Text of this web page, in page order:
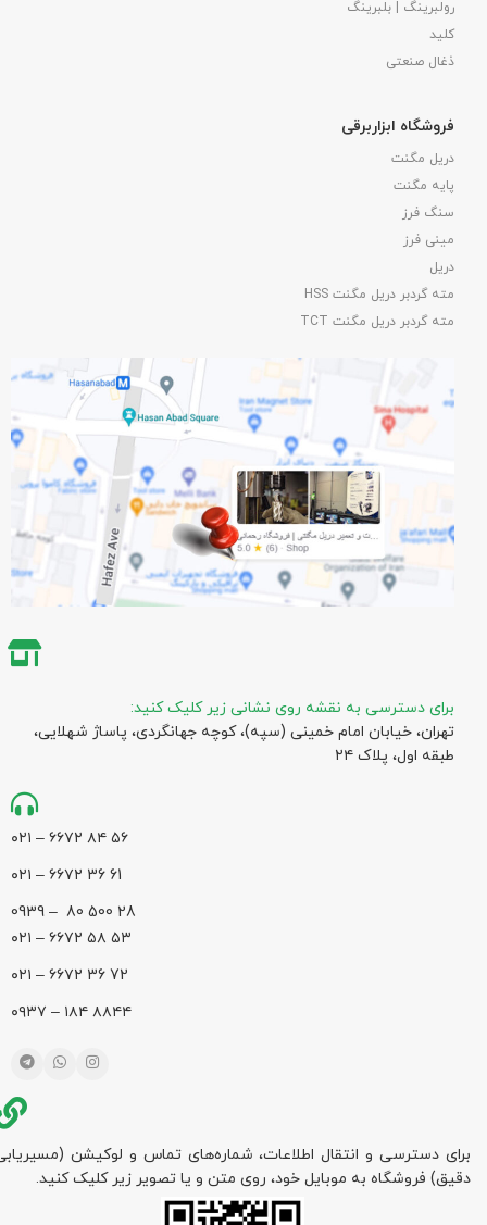
رولبرینگ | بلبرینگ
کلید
ذغال صنعتی
فروشگاه ابزاربرقی
دریل مگنت
پایه مگنت
سنگ فرز
مینی فرز
دریل
مته گردبر دریل مگنت HSS
مته گردبر دریل مگنت TCT
برای دسترسی به نقشه روی نشانی زیر کلیک کنید:
تهران، خیابان امام خمینی (سپه)، کوچه جهانگردی،‌ پاساژ شهلایی،
طبقه اول، پلاک ۲۴
۵۶ ۸۴ ۶۶۷۲ – ۰۲۱
61 36 ۶۶۷۲ – ۰۲۱
28 500 80 – 0939
۵۳ ۵۸ ۶۶۷۲ – ۰۲۱
72 36 ۶۶۷۲ – ۰۲۱
۸۸۴۴ ۱۸۴ – ۰۹۳۷
برای دسترسی و انتقال اطلاعات، شماره‌های تماس و لوکیشن
دقیق) فروشگاه به موبایل خود، روی متن و یا تصویر زیر کلیک کنید.